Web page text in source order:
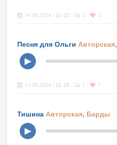
14.09.2024 25 2 3
Песня для Ольги Авторская,
▶
13.09.2024 28 1 1
Тишина Авторская, Барды
▶